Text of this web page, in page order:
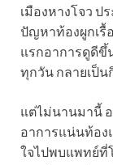
เมืองหางโจว ป
ปัญหาท้องผูกเรื้
แรกอาการดูดีขึ้
ทุกวัน กลายเป็น
แต่ไม่นานมานี้
อาการแน่นท้อ
ใจไปพบแพทย์ที่